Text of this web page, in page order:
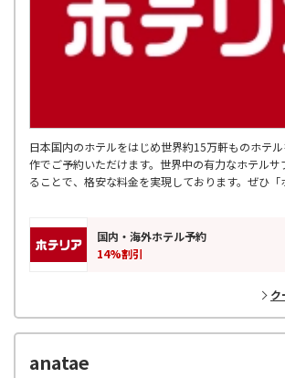
日本国内のホテルをはじめ世界約15万軒ものホテ
作でご予約いただけます。世界中の有力なホテル
ることで、格安な料金を実現しております。ぜひ「
国内・海外ホテル予約
14%割引
ク
anatae